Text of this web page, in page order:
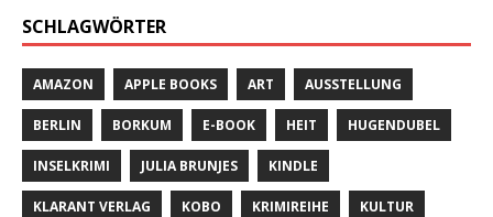
SCHLAGWÖRTER
AMAZON APPLE BOOKS ART AUSSTELLUNG
BERLIN BORKUM E-BOOK HEIT HUGENDUBEL
INSELKRIMI JULIA BRUNJES KINDLE
KLARANT VERLAG KOBO KRIMIREIHE KULTUR